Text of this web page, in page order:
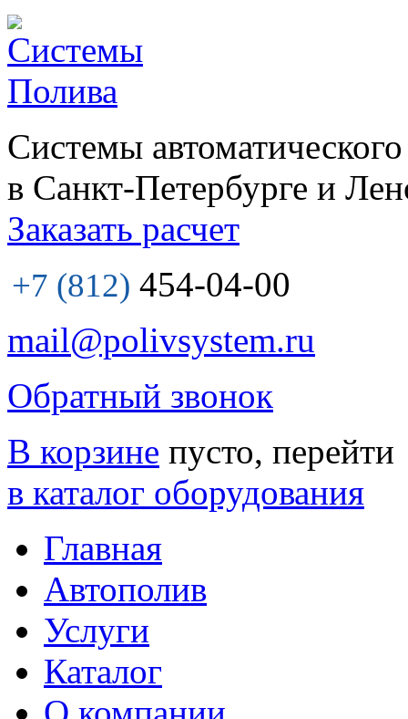
Системы
в Санкт-Петербурге и
Заказать расчет
+7 (812) 454-04-00
mail@polivsystem.ru
Обратный звонок
В корзине пусто, перейти
в каталог оборудования
Главная
Автополив
Услуги
Каталог